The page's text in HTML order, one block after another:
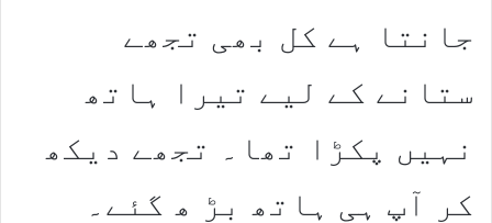
جانتا ہے کل بھی تجھے
ستانے کے لیے تیرا ہاتھ
نہیں پکڑا تھا۔ تجھے دیکھ
کر آپ ہی ہاتھ بڑ ھ گئے۔